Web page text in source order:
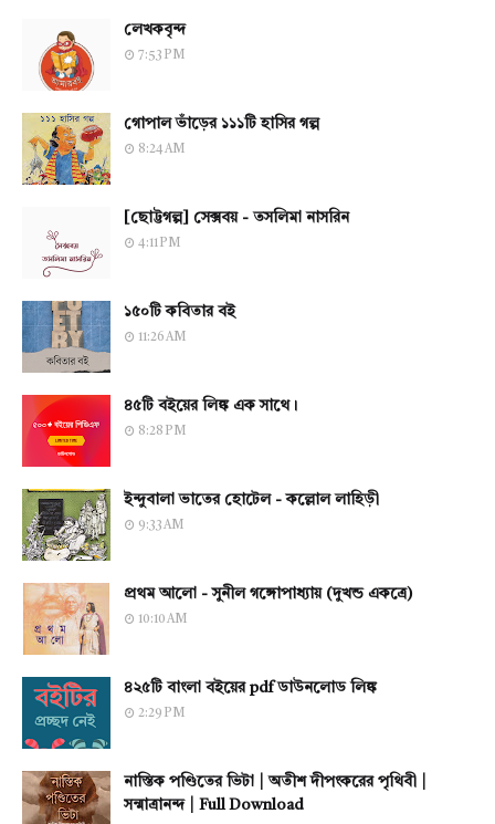
লেখকবৃন্দ
7:53 PM
গোপাল ভাঁড়ের ১১১টি হাসির গল্প
8:24 AM
[ছোট্টগল্প] সেক্সবয় - তসলিমা নাসরিন
4:11 PM
১৫০টি কবিতার বই
11:26 AM
৪৫টি বইয়ের লিঙ্ক এক সাথে।
8:28 PM
ইন্দুবালা ভাতের হোটেল - কল্লোল লাহিড়ী
9:33 AM
প্রথম আলো - সুনীল গঙ্গোপাধ্যায় (দুখন্ড একত্রে)
10:10 AM
৪২৫টি বাংলা বইয়ের pdf ডাউনলোড লিঙ্ক
2:29 PM
নাস্তিক পণ্ডিতের ভিটা | অতীশ দীপংকরের পৃথিবী |
সন্মাত্রানন্দ | Full Download